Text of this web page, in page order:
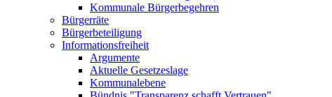
Kommunale Bürgerbegehren
Bürgerräte
Bürgerbeteiligung
Informationsfreiheit
Argumente
Aktuelle Gesetzeslage
Kommunalebene